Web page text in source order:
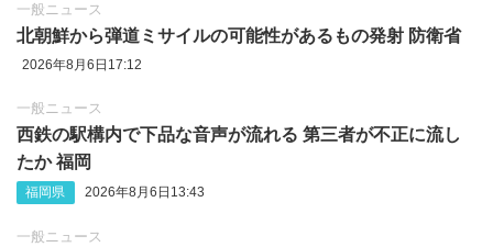
一般ニュース
北朝鮮から弾道ミサイルの可能性があるもの発射 防衛省
2026年8月6日17:12
一般ニュース
西鉄の駅構内で下品な音声が流れる 第三者が不正に流し
たか 福岡
福岡県 2026年8月6日13:43
一般ニュース